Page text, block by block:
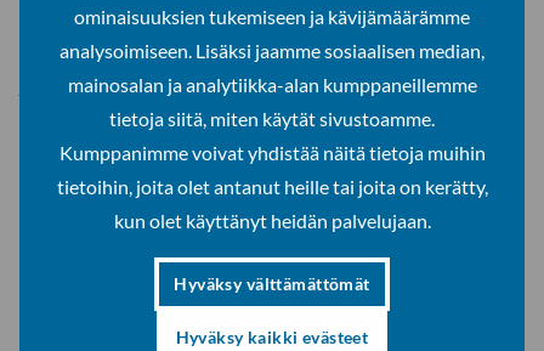
ominaisuuksien tukemiseen ja kävijämäärämme
analysoimiseen. Lisäksi jaamme sosiaalisen median,
mainosalan ja analytiikka-alan kumppaneillemme
tietoja siitä, miten käytät sivustoamme.
Kumppanimme voivat yhdistää näitä tietoja muihin
tietoihin, joita olet antanut heille tai joita on kerätty,
kun olet käyttänyt heidän palvelujaan.
Hyväksy välttämättömät
Hyväksy kaikki evästeet
suuremmassa mittakaavassa. Muotokuva on lisäksi piirretty
värikynillä ja se perustuu fotorealistiseen menetelmään,
jossa Lampela on yhdistänyt perinteisen näköismuotokuvan
lajityypin digitaalisen aikakauden mahdollisuuksiin, kuten
digitaalisen valokuvan käyttämiseen, sen projisoimiseen ja
tietokoneen käyttöön.
tiedekunnassa tutkijana, kuvataiteen yliopistonlehtorina ja
apulaisprofessorina.